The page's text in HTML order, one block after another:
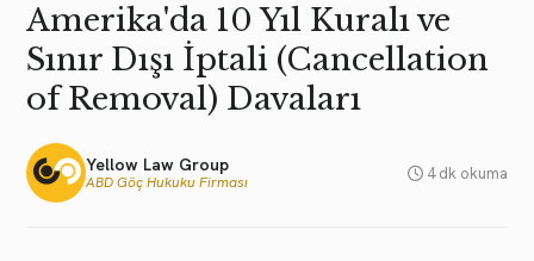
Amerika'da 10 Yıl Kuralı ve
Sınır Dışı İptali (Cancellation
of Removal) Davaları
Yellow Law Group
ABD Göç Hukuku Firması 4 dk okuma